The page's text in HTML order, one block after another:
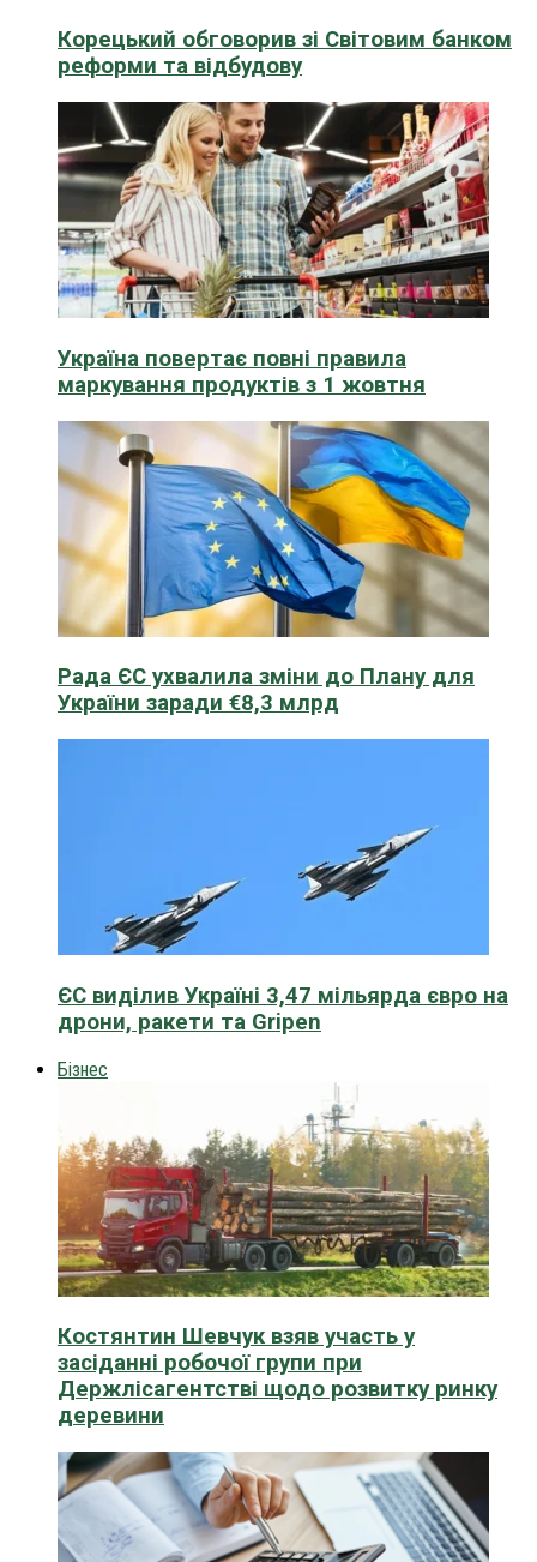
Корецький обговорив зі Світовим банком
реформи та відбудову
Україна повертає повні правила
маркування продуктів з 1 жовтня
Рада ЄС ухвалила зміни до Плану для
України заради €8,3 млрд
ЄС виділив Україні 3,47 мільярда євро на
дрони, ракети та Gripen
Бізнес
Костянтин Шевчук взяв участь у
засіданні робочої групи при
Держлісагентстві щодо розвитку ринку
деревини